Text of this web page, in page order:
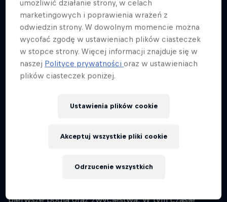
Portugal
Dyscypliny
MotoGP
Miguel Oliveira pierwszą popularność zyskał
mistrza Hiszpanii z Maverickiem Viñalesem o
2011, Portugalczyk awansował do klasy 125cc w
Kolejne cztery sezony Oliveira spędził w Moto3,
pierwsze podia oraz zwycięstwa. W tym czasie
umożliwić działanie strony, w celach
marketingowych i poprawienia wrażeń z
odwiedzin strony. W dowolnym momencie można
wycofać zgodę w ustawieniach plików ciasteczek
w stopce strony. Więcej informacji znajduje się w
naszej Polityce prywatnościoraz w ustawieniach
plików ciasteczek poniżej.
Ustawienia plików cookie
Odrzucenie wszystkich
Akceptuj wszystkie pliki cookie